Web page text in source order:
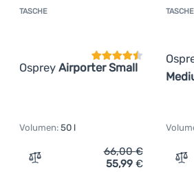
TASCHE
Osprey Airporter Small
Kundenbewertung
Volumen: 50 l
Zum Vergleich 'Tasche Osprey
66,00€
55,99 €
TASCHE